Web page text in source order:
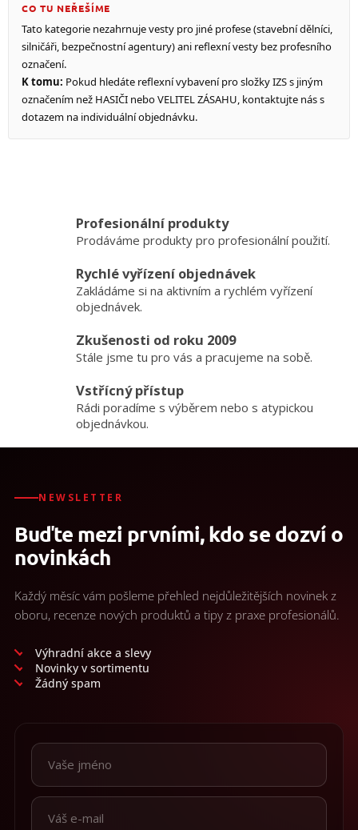
CO TU NEŘEŠÍME
Tato kategorie nezahrnuje vesty pro jiné profese (stavební dělníci,
silničáři, bezpečnostní agentury) ani reflexní vesty bez profesního
označení.
K tomu: Pokud hledáte reflexní vybavení pro složky IZS s jiným
označením než HASIČI nebo VELITEL ZÁSAHU, kontaktujte nás s
dotazem na individuální objednávku.
Profesionální produkty
Prodáváme produkty pro profesionální použití.
Rychlé vyřízení objednávek
Zakládáme si na aktivním a rychlém vyřízení
objednávek.
Zkušenosti od roku 2009
Stále jsme tu pro vás a pracujeme na sobě.
Vstřícný přístup
Rádi poradíme s výběrem nebo s atypickou
objednávkou.
NEWSLETTER
Buďte mezi prvními, kdo se dozví o
novinkách
Každý měsíc vám pošleme přehled nejdůležitějších novinek z
oboru, recenze nových produktů a tipy z praxe profesionálů.
Výhradní akce a slevy
Novinky v sortimentu
Žádný spam